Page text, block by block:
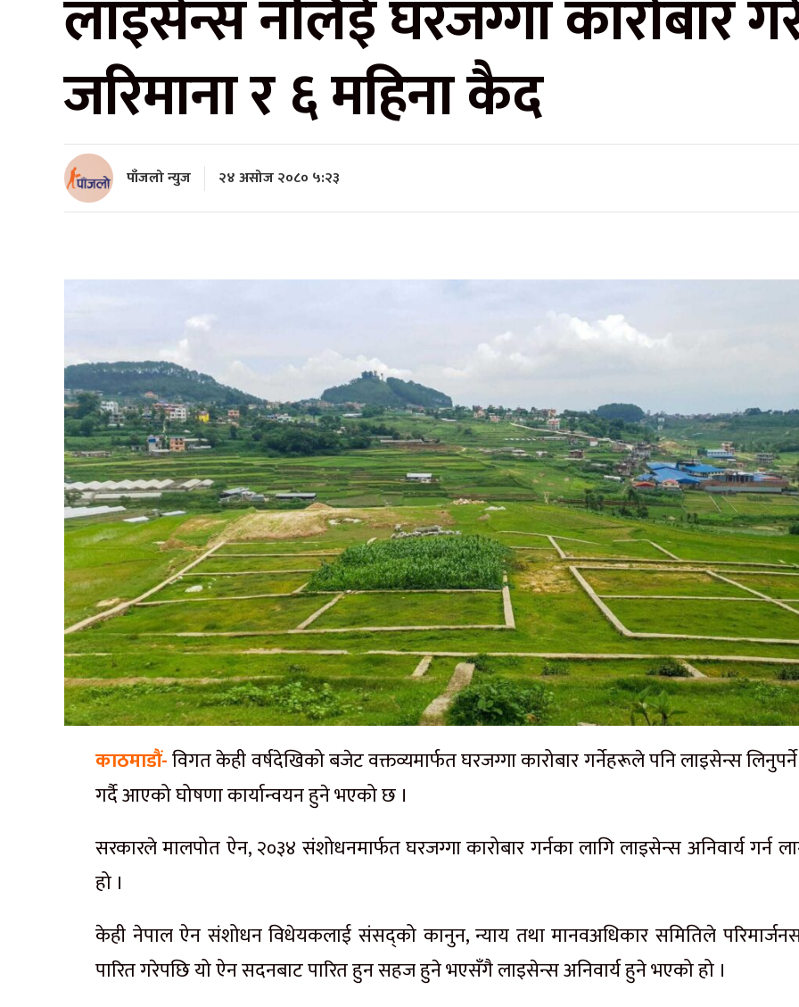
लाइसेन्स नलिई घरजग्गा कारोबार
जरिमाना र ६ महिना कैद
पाँजलो न्युज २४ असोज २०८० ५:२३
काठमाडौं-विगत केही वर्षदेखिको बजेट वक्तव्यमार्फत घरजग्गा कारोबार गर्नेहरूले पनि लाइसेन्स
गर्दै आएको घोषणा कार्यान्वयन हुने भएको छ ।
सरकारले मालपोत ऐन, २०३४ संशोधनमार्फत घरजग्गा कारोबार गर्नका लागि लाइसेन्स अनिवार्य गर्न
हो ।
केही नेपाल ऐन संशोधन विधेयकलाई संसद्को कानुन, न्याय तथा मानवअधिकार समितिले
पारित गरेपछि यो ऐन सदनबाट पारित हुन सहज हुने भएसँगै लाइसेन्स अनिवार्य हुने भएको हो ।